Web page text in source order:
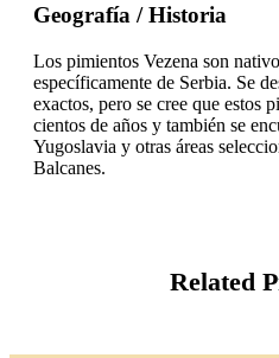
Geografía / Historia
Los pimientos Vezena son
específicamente de Serbia. Se
exactos, pero se cree que estos
cientos de años y también se
Yugoslavia y otras áreas
Balcanes.
Related